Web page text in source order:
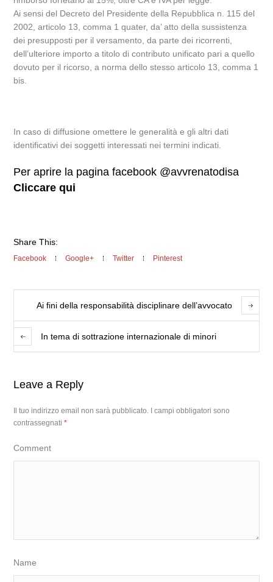
Ai sensi del Decreto del Presidente della Repubblica n. 115 del
2002, articolo 13, comma 1 quater, da’ atto della sussistenza
dei presupposti per il versamento, da parte dei ricorrenti,
dell’ulteriore importo a titolo di contributo unificato pari a quello
dovuto per il ricorso, a norma dello stesso articolo 13, comma 1
bis.
In caso di diffusione omettere le generalità e gli altri dati
identificativi dei soggetti interessati nei termini indicati.
Per aprire la pagina facebook @avvrenatodisa
Cliccare qui
Share This:
Facebook Google+ Twitter Pinterest
Ai fini della responsabilità disciplinare dell’avvocato
In tema di sottrazione internazionale di minori
Leave a Reply
Il tuo indirizzo email non sarà pubblicato.
I campi obbligatori sono
contrassegnati*
Comment
Name